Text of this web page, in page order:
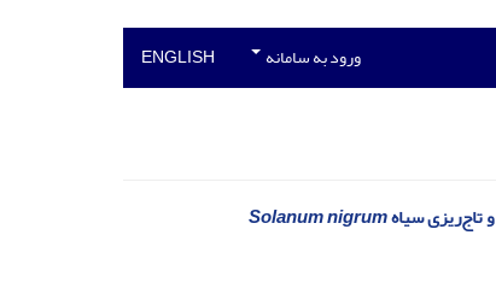
ورود به سامانه ENGLISH
و تاج‌ریزی سیاهSolanum nigrum